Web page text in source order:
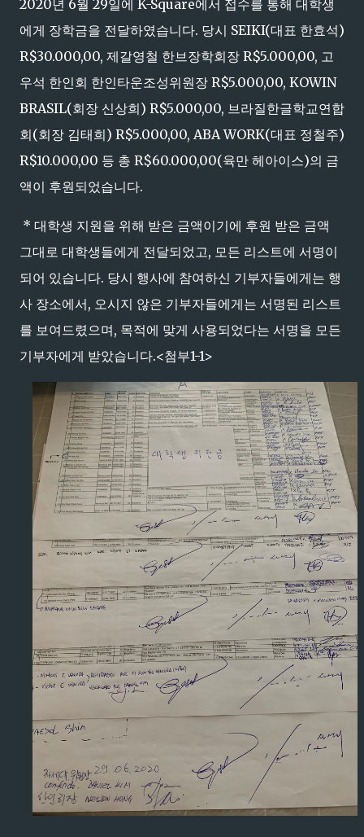
2020년 6월 29일에 K-Square에서 접수를 통해 대학생
에게 장학금을 전달하였습니다. 당시 SEIKI(대표 한효석)
R$30.000,00, 제갈영철 한브장학회장 R$5.000,00, 고
우석 한인회 한인타운조성위원장 R$5.000,00, KOWIN
BRASIL(회장 신상희) R$5.000,00, 브라질한글학교연합
회(회장 김태희) R$5.000,00, ABA WORK(대표 정철주)
R$10.000,00 등 총 R$60.000,00(육만 헤아이스)의 금
액이 후원되었습니다.
* 대학생 지원을 위해 받은 금액이기에 후원 받은 금액
그대로 대학생들에게 전달되었고, 모든 리스트에 서명이
되어 있습니다. 당시 행사에 참여하신 기부자들에게는 행
사 장소에서, 오시지 않은 기부자들에게는 서명된 리스트
를 보여드렸으며, 목적에 맞게 사용되었다는 서명을 모든
기부자에게 받았습니다.<첨부1-1>